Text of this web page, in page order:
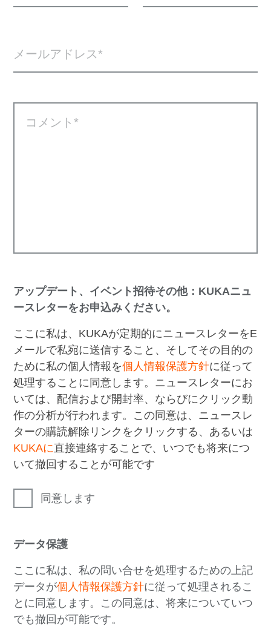
メールアドレス
コメント
アップデート、イベント招待その他：KUKAニュ
ースレターをお申込みください。
ここに私は、KUKAが定期的にニュースレターをE
メールで私宛に送信すること、そしてその目的の
ために私の個人情報を個人情報保護方針に従って
処理することに同意します。ニュースレターにお
いては、配信および開封率、ならびにクリック動
作の分析が行われます。この同意は、ニュースレ
ターの購読解除リンクをクリックする、あるいは
KUKAに直接連絡することで、いつでも将来につ
いて撤回することが可能です
同意します
データ保護
ここに私は、私の問い合せを処理するための上記
データが個人情報保護方針に従って処理されるこ
とに同意します。この同意は、将来についていつ
でも撤回が可能です。